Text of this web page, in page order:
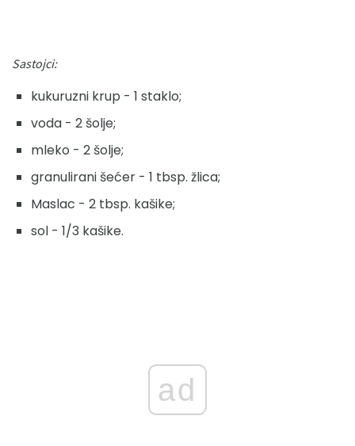
Sastojci:
kukuruzni krup - 1 staklo;
voda - 2 šolje;
mleko - 2 šolje;
granulirani šećer - 1 tbsp. žlica;
Maslac - 2 tbsp. kašike;
sol - 1/3 kašike.
ad